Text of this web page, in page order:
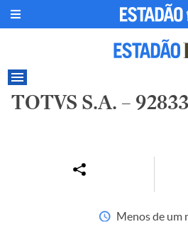
TOTVS S.A. –
Menos de um